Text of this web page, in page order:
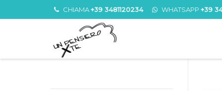
CHIAMA+39 3481120234 WHATSAPP +39